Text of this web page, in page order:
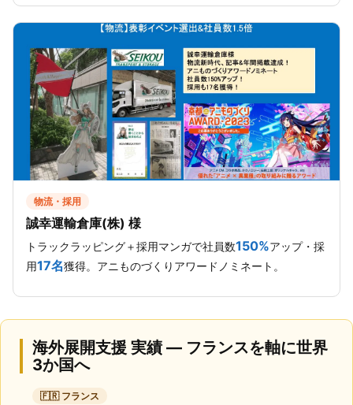
物流・採用
誠幸運輸倉庫(株) 様
トラックラッピング＋採用マンガで社員数150%アップ・採
用17名獲得。アニものづくりアワードノミネート。
海外展開支援 実績 — フランスを軸に世界
3か国へ
🇫🇷 フランス